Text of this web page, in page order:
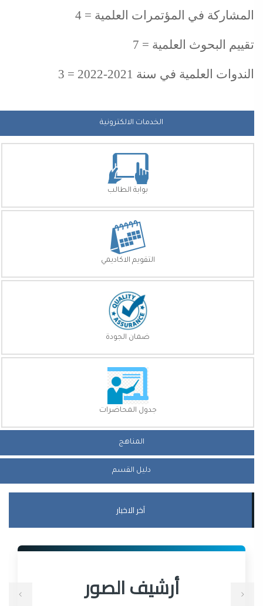
المشاركة في المؤتمرات العلمية = 4
تقييم البحوث العلمية = 7
الندوات العلمية في سنة 2021-2022 = 3
الخدمات الالكترونية
بوابة الطالب
التقويم الاكاديمي
ضمان الجودة
جدول المحاضرات
المناهج
دليل القسم
آخر الاخبار
أرشيف الصور